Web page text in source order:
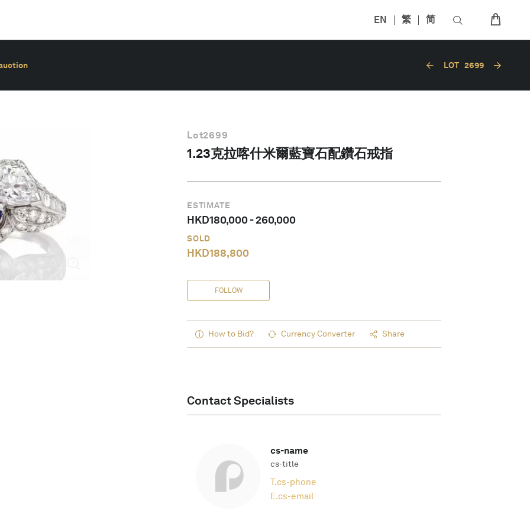
EN 繁 简
LOT 2699
Lot2699
1.23克拉喀什米爾藍寶石配鑽石戒指
ESTIMATE
HKD180,000-260,000
SOLD
HKD188,800
FOLLOW
How to Bid? Currency Converter Share
Contact Specialists
cs-name
cs-title
T.cs-phone
E.cs-email